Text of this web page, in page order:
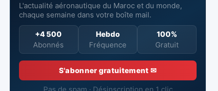
L'actualité aéronautique du Maroc et du monde,
chaque semaine dans votre boîte mail.
+4 500
Abonnés
Hebdo
Fréquence
100%
Gratuit
S'abonner gratuitement ✉
Pas de spam · Désinscription en 1 clic